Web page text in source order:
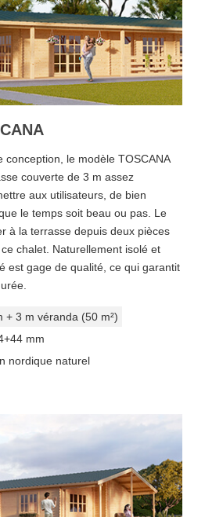
conception, le modèle TOSCANA
couverte de 3 m assez
aux utilisateurs, de bien
le temps soit beau ou pas. Le
à la terrasse depuis deux pièces
chalet. Naturellement isolé et
est gage de qualité, ce qui garantit
+ 3 m véranda (50 m²)
mm
nordique naturel